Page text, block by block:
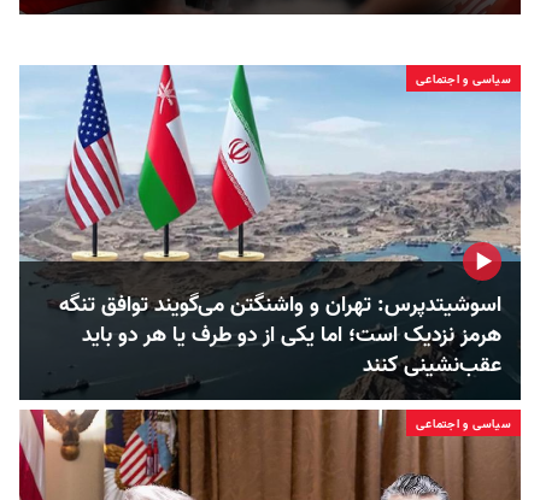
سیاسی و اجتماعی
اسوشیتدپرس: تهران و واشنگتن می‌گویند توافق تنگه
هرمز نزدیک است؛ اما یکی از دو طرف یا هر دو باید
عقب‌نشینی کنند
سیاسی و اجتماعی